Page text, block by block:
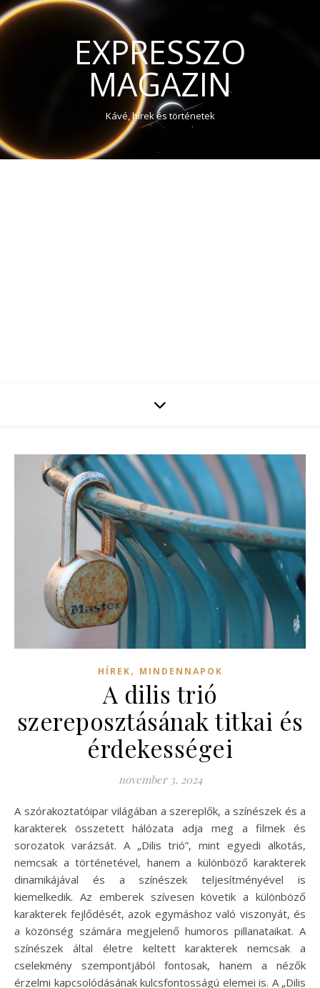
EXPRESSZO
MAGAZIN
Kávé, hírek és történetek
HÍREK, MINDENNAPOK
A dilis trió
szereposztásának titkai és
érdekességei
november 3, 2024
A szórakoztatóipar világában a szereplők, a színészek és a
karakterek összetett hálózata adja meg a filmek és
sorozatok varázsát. A „Dilis trió”, mint egyedi alkotás,
nemcsak a történetével, hanem a különböző karakterek
dinamikájával és a színészek teljesítményével is
kiemelkedik. Az emberek szívesen követik a különböző
karakterek fejlődését, azok egymáshoz való viszonyát, és
a közönség számára megjelenő humoros pillanataikat. A
színészek által életre keltett karakterek nemcsak a
cselekmény szempontjából fontosak, hanem a nézők
érzelmi kapcsolódásának kulcsfontosságú elemei is. A „Dilis